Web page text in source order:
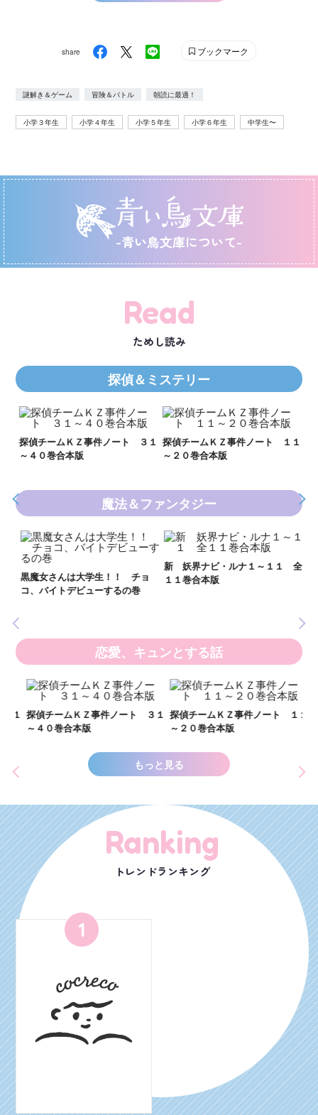
share ブックマーク
謎解き＆ゲーム 冒険＆バトル 朝読に最適！
小学３年生 小学４年生 小学５年生 小学６年生 中学生〜
-青い鳥文庫について-
Read
ためし読み
探偵＆ミステリー
探偵チームＫＺ事件ノート ３１
～４０巻合本版
探偵チームＫＺ事件ノート １１
～２０巻合本版
魔法＆ファンタジー
黒魔女さんは大学生！！ チョ
コ、バイトデビューするの巻
新 妖界ナビ・ルナ１～１１ 全
１１巻合本版
恋愛、キュンとする話
探偵チームＫＺ事件ノート ３１
～４０巻合本版
探偵チームＫＺ事件ノート １１
～２０巻合本版
もっと見る
Ranking
トレンドランキング
1